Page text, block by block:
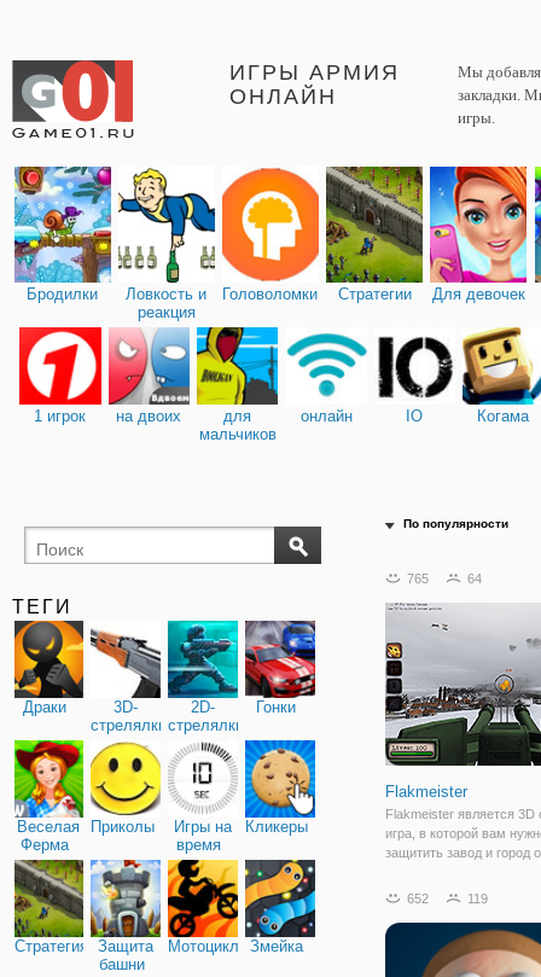
ИГРЫ АРМИЯ
ОНЛАЙН
Мы
закладки.
игры.
Бродилки
Ловкость и
реакция
Головоломки Стратегии Для девочек
1 игрок на двоих
для
мальчиков
онлайн IO Когама
ТЕГИ
Драки
3D-
стрелялки
2D-
стрелялки
Гонки
Веселая
Ферма
Приколы
Игры на
время
Кликеры
Стратегия
Защита
башни
МотоциклыЗмейка
По популярности
765 64
Flakmeister
Flakmeister является 3D
игра, в которой вам
защитить завод и город
частью императорской
случается, проигрывают
Сможете ли вы пережить
652 119